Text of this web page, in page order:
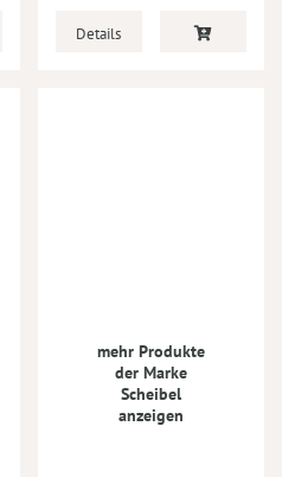
Details
mehr Produkte
der Marke
Scheibel
anzeigen